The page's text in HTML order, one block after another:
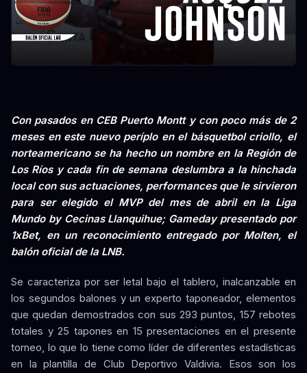
Con pasados en CEB Puerto Montt y con poco más de 2
meses en este nuevo períplo en el básquetbol criollo, el
norteamericano se ha hecho un nombre en la Región de
Los Ríos y cada fin de semana deslumbra a la hinchada
local con sus actuaciones, performances que le sirvieron
para ser elegido el MVP del mes de abril en la Liga
Mundo by Cecinas Llanquihue; Gameday presentado por
1xBet, en un reconocimiento entregado por Molten, el
balón oficial de la LNB.
Se caracteriza por ser letal bajo el tablero, inalcanzable en
los segundos balones y un experto taponeador, elementos
que quedan demostrados con sus 293 puntos, 157 rebotes
totales y 25 tapones en 15 presentaciones en el presente
torneo, lo que lo tiene como líder de diferentes estadísticas
en la plantilla de Club Deportivo Valdivia. Esos son los